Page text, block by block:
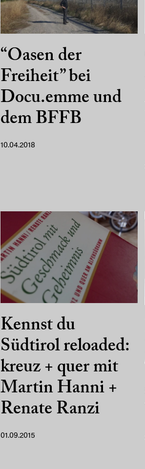
“Oasen der
Freiheit” bei
Docu.emme und
dem BFFB
10.04.2018
Kennst du
Südtirol reloaded:
kreuz + quer mit
Martin Hanni +
Renate Ranzi
01.09.2015